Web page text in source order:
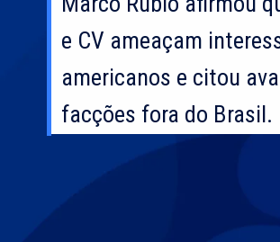
e CV ameaçam
americanos e citou
facções fora do Brasil.
e CV ameaçam
americanos e citou
facções fora do Brasil.